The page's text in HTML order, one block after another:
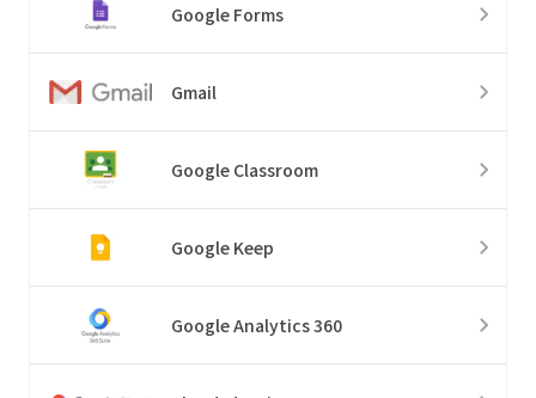
Google Forms
Gmail
Google Classroom
Google Keep
Google Analytics 360